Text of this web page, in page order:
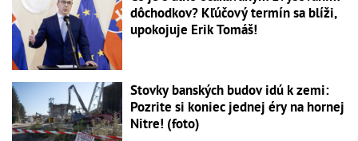
dôchodkov? Kľúčový termín sa blíži,
upokojuje Erik Tomáš!
Stovky banských budov idú k zemi:
Pozrite si koniec jednej éry na hornej
Nitre! (foto)